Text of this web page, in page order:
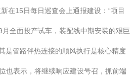
在15日每日巡查会上通报建设：“项目
全面投产试车，装配线中期安装的艰巨
是管路伴热连接的顺风执行是核心精度
也表示，将继续响应建设号召，抓前端